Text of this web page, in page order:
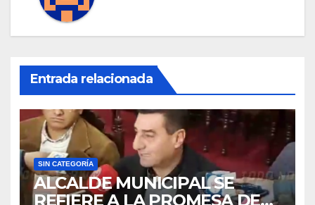
Entrada relacionada
SIN CATEGORÍA
ALCALDE MUNICIPAL SE
REFIERE A LA PROMESA DE